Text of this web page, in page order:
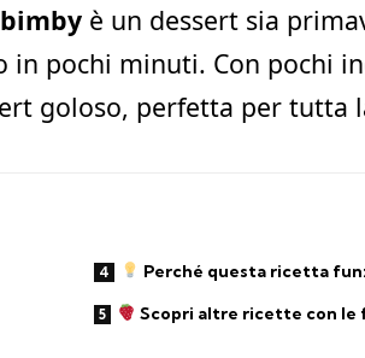
è un dessert sia
in pochi minuti. Con pochi
goloso, perfetta per tutta
Perché questa ricetta
Scopri altre ricette con le